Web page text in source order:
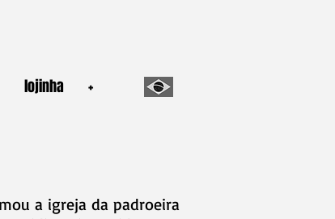
lojinha +
a igreja da padroeira